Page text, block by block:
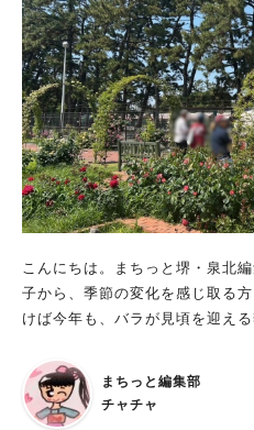
隣接する 新檜尾台福祉会館などをご
つまるしぇのお買い物やご飲食
協力を よろしくお願いします。 ぜひ、楽しみにしていてくださ
いね😊 ＊『しんひのおで集まるしぇ』の詳しい情報は Instagr
amでも随時発信しています。
こんにちは。まちっと堺・泉北編集
子から、季節の変化を感じ取る方も
けば今年も、バラが見頃を迎える季
紹介します。 2026 Rose de mai 「ローズマルシェ」 日時
期間中の土日祝 10：00～16：
行われます。 「ばら庭園ガイドツアー」 日程：5/
まちっと編集部
チャチャ